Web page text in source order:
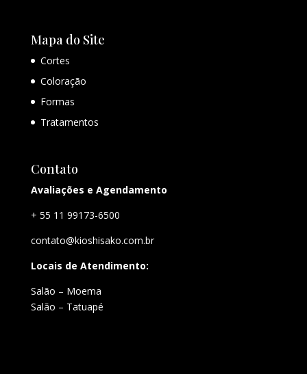
Mapa do Site
Cortes
Coloração
Formas
Tratamentos
Contato
Avaliações e Agendamento
+ 55 11 99173-6500
contato@kioshisako.com.br
Locais de Atendimento:
Salão – Moema
Salão – Tatuapé